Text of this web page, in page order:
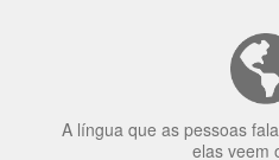
A língua que as pessoas
elas veem